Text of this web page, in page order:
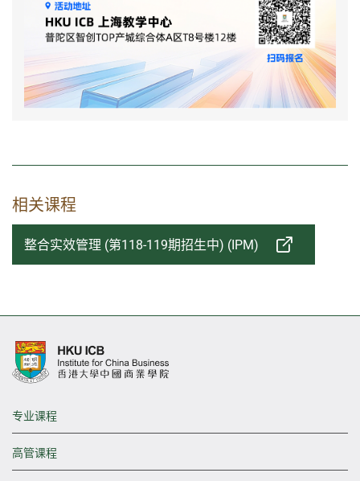
相关课程
整合实效管理 (第118-119期招生中) (IPM)
专业课程
高管课程